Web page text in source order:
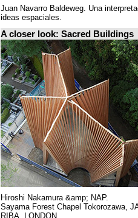
Juan Navarro Baldeweg. Una
ideas espaciales.
A closer look: Sacred Buildings
Hiroshi Nakamura &amp; NAP.
Sayama Forest Chapel Tokorozawa,
RIBA, LONDON.